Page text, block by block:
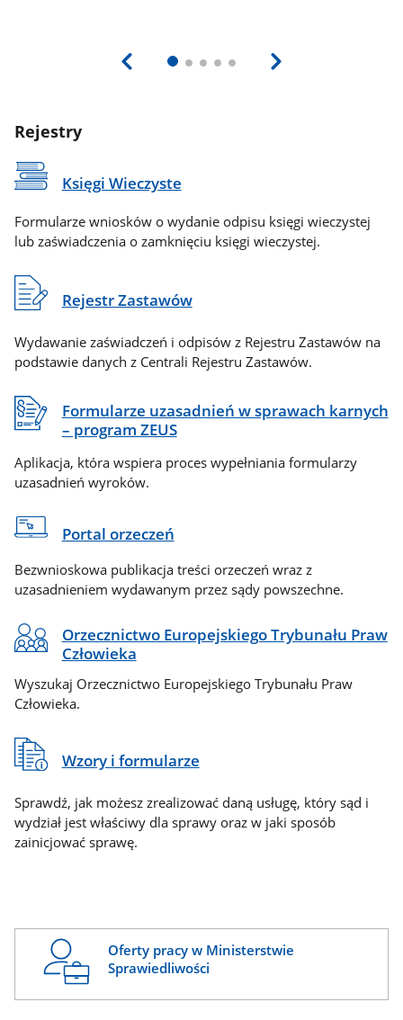
Rejestry
Księgi Wieczyste
Formularze wniosków o wydanie odpisu księgi wieczystej
lub zaświadczenia o zamknięciu księgi wieczystej.
Rejestr Zastawów
Wydawanie zaświadczeń i odpisów z Rejestru Zastawów na
podstawie danych z Centrali Rejestru Zastawów.
Formularze uzasadnień w sprawach karnych
– program ZEUS
Aplikacja, która wspiera proces wypełniania formularzy
uzasadnień wyroków.
Portal orzeczeń
Bezwnioskowa publikacja treści orzeczeń wraz z
uzasadnieniem wydawanym przez sądy powszechne.
Orzecznictwo Europejskiego Trybunału Praw
Człowieka
Wyszukaj Orzecznictwo Europejskiego Trybunału Praw
Człowieka.
Wzory i formularze
Sprawdź, jak możesz zrealizować daną usługę, który sąd i
wydział jest właściwy dla sprawy oraz w jaki sposób
zainicjować sprawę.
Oferty pracy w Ministerstwie
Sprawiedliwości